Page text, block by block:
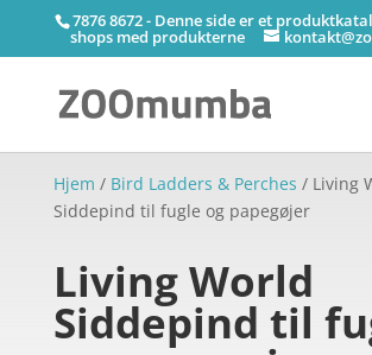
7876 8672 - Denne side er et
shops med produkterne
Hjem / Bird Ladders & Perches / Living
Siddepind til fugle og papegøjer
Living World
Siddepind til